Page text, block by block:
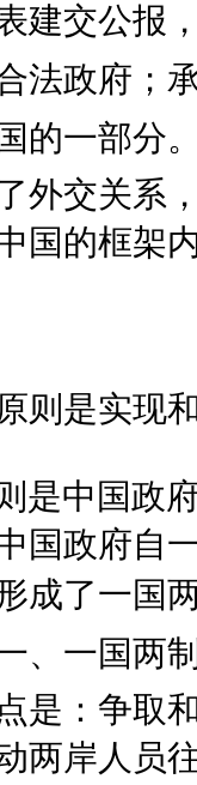
建交公报
法政府；
的一部分
外交关系
国的框架
则是实现
是中国政
国政府自
成了一国
、一国两
是：争取
两岸人员